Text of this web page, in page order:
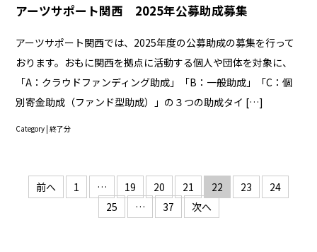
アーツサポート関西 2025年公募助成募集
アーツサポート関西では、2025年度の公募助成の募集を行って
おります。おもに関西を拠点に活動する個人や団体を対象に、
「A：クラウドファンディング助成」「B：一般助成」「C：個
別寄金助成（ファンド型助成）」の３つの助成タイ […]
Category |終了分
前へ 1 … 19 20 21 22 23
24
25
… 37 次へ